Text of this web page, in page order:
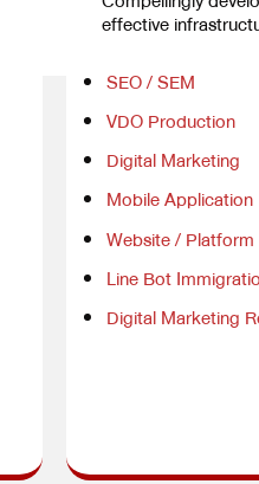
effective
SEO / SEM
VDO Production
Digital Marketing
Mobile Application
Website / Platform
Line Bot
Digital Marketing